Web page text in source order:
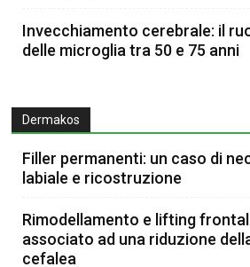
Invecchiamento cerebrale: il
delle microglia tra 50 e 75 anni
Dermakos
Filler permanenti: un caso di
labiale e ricostruzione
Rimodellamento e lifting
associato ad una riduzione
cefalea